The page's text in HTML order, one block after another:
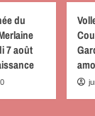
du
7 août
0